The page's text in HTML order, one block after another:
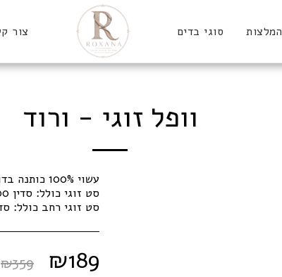
המלצות סוגי בדים צור
וופל זוגי - ורוד
סט זוגי רחב כולל: סדין 200*180, ציפה 220*200, זוג
₪189
₪359